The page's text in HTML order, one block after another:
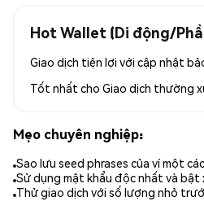
Hot Wallet (Di động/
Giao dịch tiện lợi với cập nhật
Tốt nhất cho Giao dịch thường
Mẹo chuyên nghiệp:
Sao lưu seed phrases của ví một
Sử dụng mật khẩu độc nhất và bật
Thử giao dịch với số lượng nhỏ